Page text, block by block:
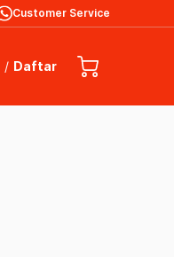
Customer Service
/ Daftar